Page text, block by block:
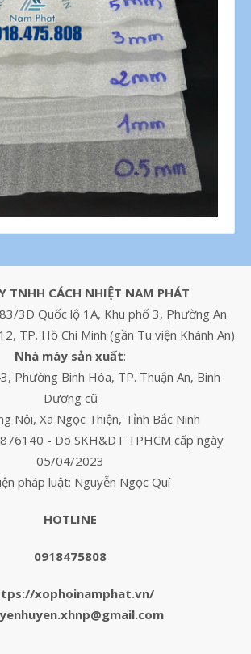
TNHH CÁCH NHIỆT NAM PHÁT
3D Quốc lộ 1A, Khu phố 3, Phường An
TP. Hồ Chí Minh (gần Tu viện Khánh An)
Nhà máy sản xuất:
Phường Bình Hòa, TP. Thuận An, Bình
Dương cũ
Nội, Xã Ngọc Thiện, Tỉnh Bắc Ninh
- Do SKH&DT TPHCM cấp ngày
05/04/2023
pháp luật: Nguyễn Ngọc Quí
HOTLINE
0918475808
xophoinamphat.vn/